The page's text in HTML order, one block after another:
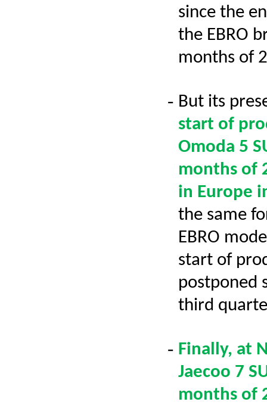
since the
the EBRO
months of
- But its
start of
Omoda 5
months of
in Europe
the same
EBRO
start of
postponed
third
- Finally, at
Jaecoo 7
months of